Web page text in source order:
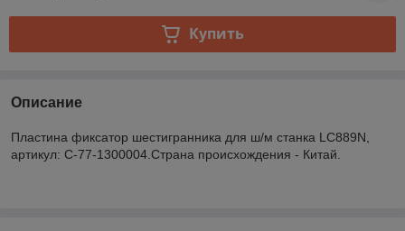
Купить
Описание
Пластина фиксатор шестигранника для ш/м станка LC889N,
артикул: С-77-1300004.Страна происхождения - Китай.